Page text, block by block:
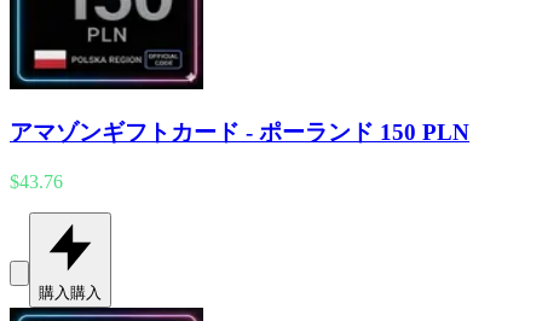
アマゾンギフトカード - ポーランド 150 PLN
$43.76
購入 購入